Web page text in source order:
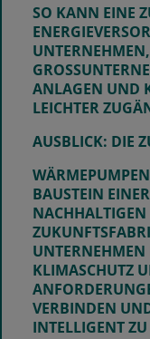
SO KANN EINE
NLAGEN UND
EICHTER
AUSBLICK: DIE
BAUSTEIN
NACHHALTIGEN
UNTERNEHMEN
KLIMASCHUTZ
VERBINDEN
INTELLIGENT